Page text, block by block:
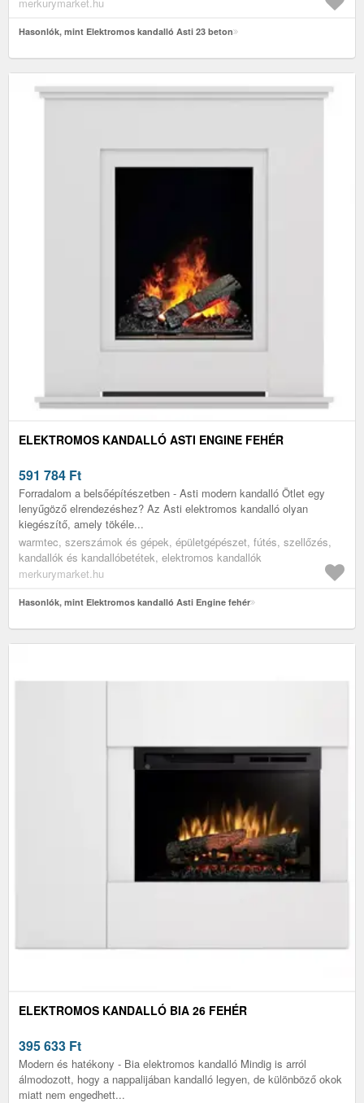
Hasonlók, mint Elektromos kandalló Asti 23 beton
ELEKTROMOS KANDALLÓ ASTI ENGINE FEHÉR
591 784 Ft
Forradalom a belsőépítészetben - Asti modern kandalló Ötlet egy
lenyűgöző elrendezéshez? Az Asti elektromos kandalló olyan
kiegészítő, amely tökéle...
warmtec, szerszámok és gépek, épületgépészet, fútés, szellőzés,
kandallók és kandallóbetétek, elektromos kandallók
merkurymarket.hu
Hasonlók, mint Elektromos kandalló Asti Engine fehér
ELEKTROMOS KANDALLÓ BIA 26 FEHÉR
395 633 Ft
Modern és hatékony - Bia elektromos kandalló Mindig is arról
álmodozott, hogy a nappalijában kandalló legyen, de különböző okok
miatt nem engedhett...